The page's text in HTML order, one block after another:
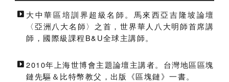
大中華區培訓界超級名師。馬來西亞吉隆坡論壇
〈亞洲八大名師〉之首，世界華人八大明師首席講
師，國際級課程B&U全球主講師。
2010年上海世博會主題論壇主講者。台灣地區區塊
鏈先驅＆比特幣教父，出版《區塊鏈》一書。